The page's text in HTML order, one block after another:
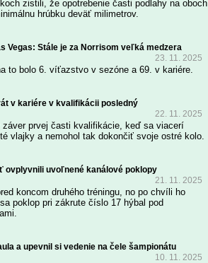
zistili, že opotrebenie časti podlahy na oboch
hrúbku deväť milimetrov.
Vegas: Stále je za Norrisom veľká medzera
23. 11. 2025
to bolo 6. víťazstvo v sezóne a 69. v kariére.
v kariére v kvalifikácii posledný
22. 11. 2025
záver prvej časti kvalifikácie, keď sa viacerí
vlajky a nemohol tak dokončiť svoje ostré kolo.
ovplyvnili uvoľnené kanálové poklopy
21. 11. 2025
koncom druhého tréningu, no po chvíli ho
poklop pri zákrute číslo 17 hýbal pod
a upevnil si vedenie na čele šampionátu
10. 11. 2025